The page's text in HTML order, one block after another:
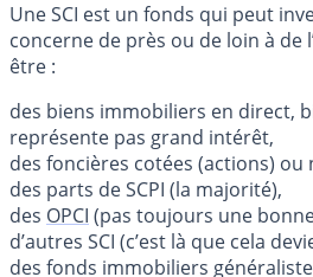
Une SCI est un fonds qui peut
concerne de près ou de loin à de
être :
des biens immobiliers en direct,
représente pas grand intérêt,
des foncières cotées (actions) ou
des parts de SCPI (la majorité),
des OPCI (pas toujours une
d’autres SCI (c’est là que cela
des fonds immobiliers